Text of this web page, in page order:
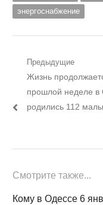
энергоснабжение
Навигация
записям
Предыдущие
Предыдущий
пост:
Жизнь
прошлой неделе в
родились 112
Смотрите также...
Кому в Одессе 6